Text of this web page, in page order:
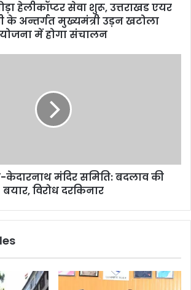
हेलीकॉप्टर सेवा शुरू, उत्तराखड एयर
के अन्तर्गत मुख्यमंत्री उड़न खटोला
योजना में होगा संचालन
केदारनाथ मंदिर समिति: बदलाव की
बयार, विरोध दरकिनार